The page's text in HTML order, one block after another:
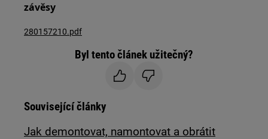
závěsy
280157210.pdf
Byl tento článek užitečný?
Související články
Jak demontovat, namontovat a obrátit